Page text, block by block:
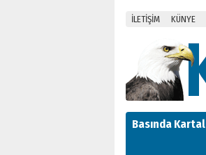
İLETİŞİM KÜNYE
Basında Kartal